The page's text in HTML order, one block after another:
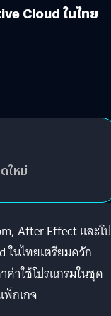
Cloud ในไทย
ใหม่
After Effect และโ
ในไทยเตรียมควัก
ค่าใช้โปรแกรมในชุด
พ็กเกจ